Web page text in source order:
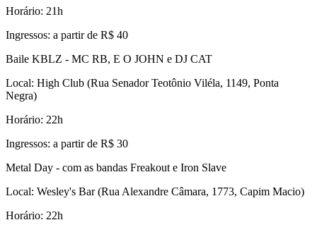
Horário: 21h
Ingressos: a partir de R$ 40
Baile KBLZ - MC RB, E O JOHN e DJ CAT
Local: High Club (Rua Senador Teotônio Viléla, 1149, Ponta
Negra)
Horário: 22h
Ingressos: a partir de R$ 30
Metal Day - com as bandas Freakout e Iron Slave
Local: Wesley's Bar (Rua Alexandre Câmara, 1773, Capim Macio)
Horário: 22h